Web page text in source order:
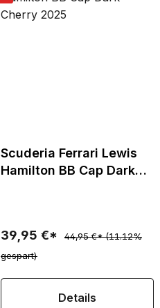
Scuderia Ferrari Lewis
Hamilton BB Cap Dark
39,95 €* 44,95 €*(11.12%
gespart)
Details